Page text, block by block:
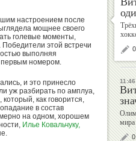
настроением после
мощнее своего
голевые моменты,
этой встречи
выполняя
первым номером.
и это принесло
уж разбирать по амплуа,
, который, как говорится,
в состав
на одном, хорошем
Илье Ковальчуку,
0
11:46
0